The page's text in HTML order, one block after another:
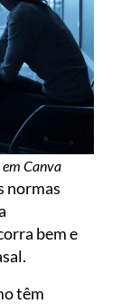
Canva
normas
bem e
têm